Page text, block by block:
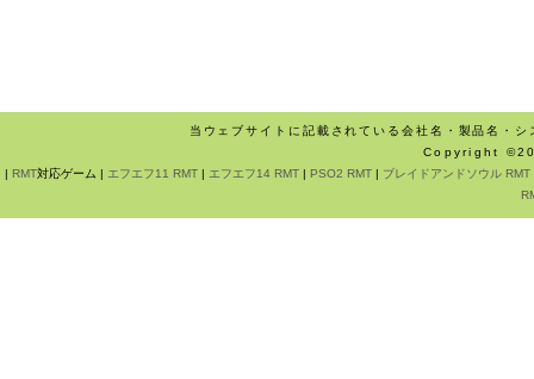
当ウェブサイトに記載されている会社名・製品名・
Copyright
| RMT対応ゲーム | エフエフ11 RMT| エフエフ14 RMT| PSO2 RMT| ブレイドアンドソウル RMT